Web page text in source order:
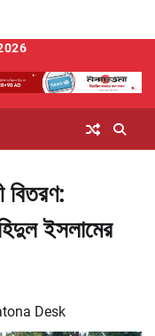
বিতরণ:
ইসলামের
Desk